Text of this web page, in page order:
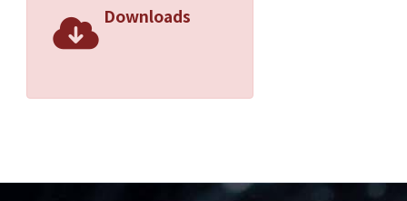
Downloads